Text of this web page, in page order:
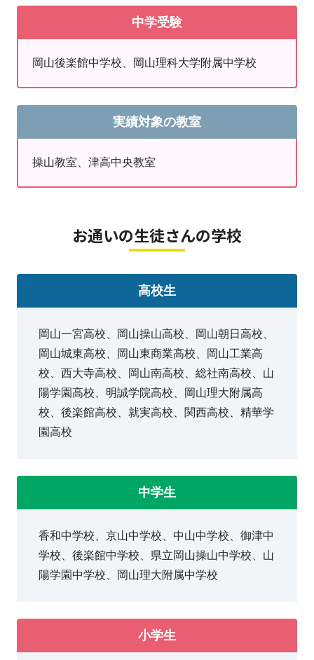
■高校生の学力アップはMEIKO MUSEで！
高校生向けの映像授業「MEIKO MUSE」で
一人ひとりに適した講座をご提案いたします。
個別指導で苦手をサポート＋映像授業で学力の底上げ！
中学受験
岡山後楽館中学校、岡山理科大学附属中学校
実績対象の教室
操山教室、津高中央教室
お通いの生徒さんの学校
高校生
岡山一宮高校、岡山操山高校、岡山朝日高校、
岡山城東高校、岡山東商業高校、岡山工業高
校、西大寺高校、岡山南高校、総社南高校、山
陽学園高校、明誠学院高校、岡山理大附属高
校、後楽館高校、就実高校、関西高校、精華学
園高校
中学生
香和中学校、京山中学校、中山中学校、御津中
学校、後楽館中学校、県立岡山操山中学校、山
陽学園中学校、岡山理大附属中学校
小学生